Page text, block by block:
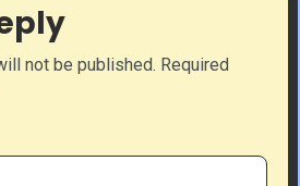
not be published. Required